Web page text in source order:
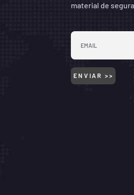
material de